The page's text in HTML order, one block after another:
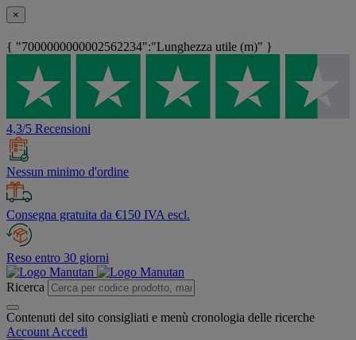
×
{ "7000000000002562234":"Lunghezza utile (m)" }
4,3/5 Recensioni
Nessun minimo d'ordine
Consegna gratuita da €150 IVA escl.
Reso entro 30 giorni
Ricerca
Contenuti del sito consigliati e menù cronologia delle ricerche
Account Accedi